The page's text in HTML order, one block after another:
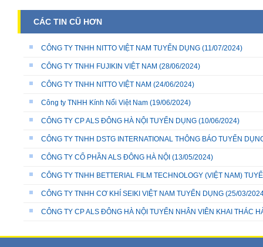
CÁC TIN CŨ HƠN
CÔNG TY TNHH NITTO VIỆT NAM TUYỂN DỤNG (11/07/2024)
CÔNG TY TNHH FUJIKIN VIỆT NAM (28/06/2024)
CÔNG TY TNHH NITTO VIỆT NAM (24/06/2024)
Công ty TNHH Kính Nổi Việt Nam (19/06/2024)
CÔNG TY CP ALS ĐÔNG HÀ NỘI TUYỂN DỤNG (10/06/2024)
CÔNG TY TNHH DSTG INTERNATIONAL THÔNG BÁO TUYỂN
CÔNG TY CỔ PHẦN ALS ĐÔNG HÀ NỘI (13/05/2024)
CÔNG TY TNHH BETTERIAL FILM TECHNOLOGY (VIỆT NAM)
CÔNG TY TNHH CƠ KHÍ SEIKI VIỆT NAM TUYỂN DỤNG (25/03/
CÔNG TY CP ALS ĐÔNG HÀ NỘI TUYỂN NHÂN VIÊN KHAI THÁC